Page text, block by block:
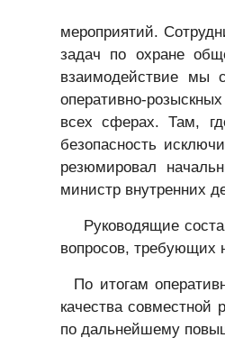
мероприятий.
задач по охране
взаимодействие мы
оперативно-
всех сферах. Там,
безопасность
резюмировал
министр внутренних
Руководящие
вопросов, требующих
По итогам
качества
по дальнейшему